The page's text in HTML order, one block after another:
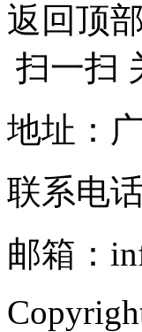
返回顶部
扫一扫
地址：
联系电
邮箱：